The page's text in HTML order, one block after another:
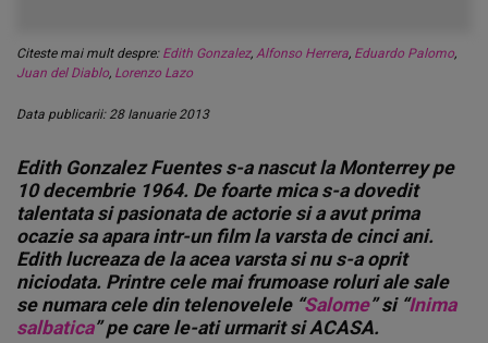
Citeste mai mult despre: Edith Gonzalez, Alfonso Herrera, Eduardo Palomo,
Juan del Diablo, Lorenzo Lazo
Data publicarii: 28 Ianuarie 2013
Edith Gonzalez Fuentes s-a nascut la Monterrey pe
10 decembrie 1964. De foarte mica s-a dovedit
talentata si pasionata de actorie si a avut prima
ocazie sa apara intr-un film la varsta de cinci ani.
Edith lucreaza de la acea varsta si nu s-a oprit
niciodata. Printre cele mai frumoase roluri ale sale
se numara cele din telenovelele “Salome” si “Inima
salbatica” pe care le-ati urmarit si ACASA.